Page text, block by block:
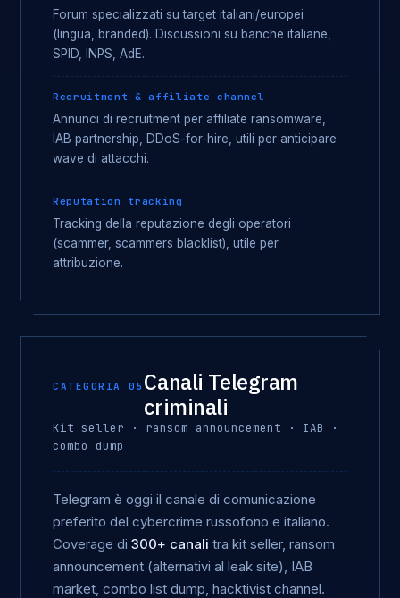
Forum specializzati su target italiani/europei
(lingua, branded). Discussioni su banche italiane,
SPID, INPS, AdE.
Recruitment & affiliate channel
Annunci di recruitment per affiliate ransomware,
IAB partnership, DDoS-for-hire, utili per anticipare
wave di attacchi.
Reputation tracking
Tracking della reputazione degli operatori
(scammer, scammers blacklist), utile per
attribuzione.
CATEGORIA 05 Canali Telegram
criminali
Kit seller · ransom announcement · IAB ·
combo dump
Telegram è oggi il canale di comunicazione
preferito del cybercrime russofono e italiano.
Coverage di 300+ canali tra kit seller, ransom
announcement (alternativi al leak site), IAB
market, combo list dump, hacktivist channel.